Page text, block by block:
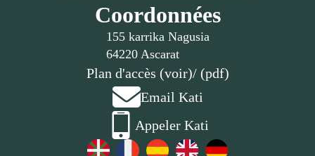
Coordonnées
155 karrika Nagusia
64220 Ascarat
Plan d'accès (voir)/ (pdf)
Email Kati
Appeler Kati